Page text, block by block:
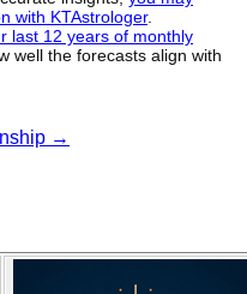
with KTAstrologer.
last 12 years of monthly
well the forecasts align with
→